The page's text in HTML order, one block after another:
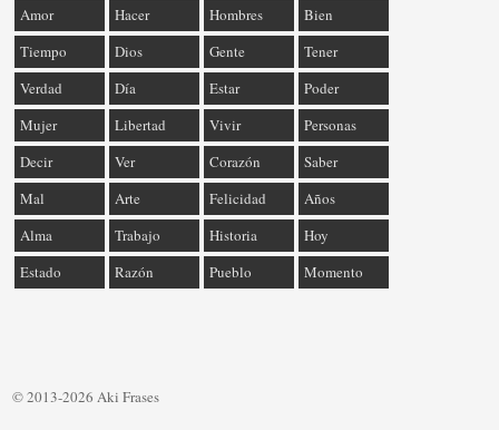
Amor
Hacer Hombres
Bien
Tiempo
Dios Gente
Tener
Verdad
Día Estar
Poder
Mujer
Libertad Vivir
Personas
Decir
Ver Corazón
Saber
Mal
Arte Felicidad
Años
Alma
Trabajo Historia
Hoy
Estado
Razón Pueblo Momento
© 2013-2026 Aki Frases